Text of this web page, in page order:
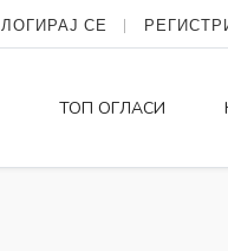
ЛОГИРАЈ СЕ
ТОП ОГЛАСИ